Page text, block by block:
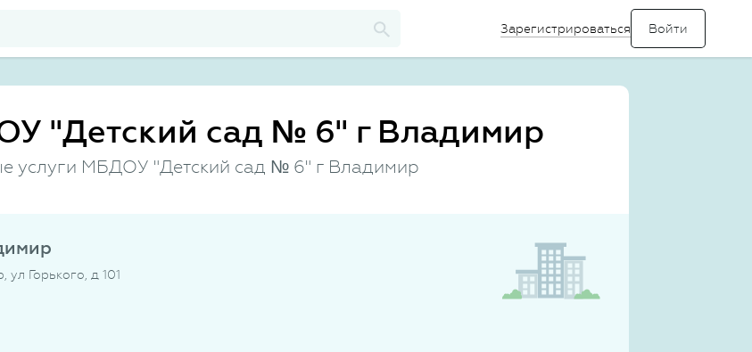
Зарегистрироваться
"Детский сад № 6" г Владимир
услуги МБДОУ "Детский сад № 6" г Владимир
Горького, д 101